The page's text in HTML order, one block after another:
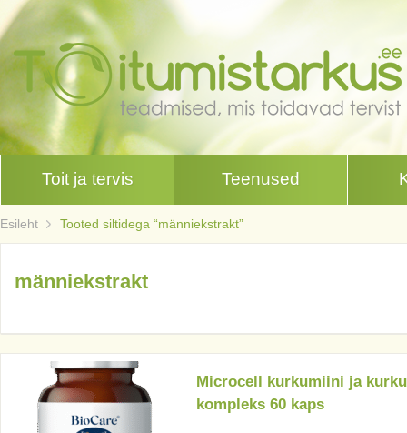
Toit ja tervis Teenused
Esileht Tooted siltidega “männiekstrakt”
männiekstrakt
Microcell kurkumiini ja
kompleks 60 kaps